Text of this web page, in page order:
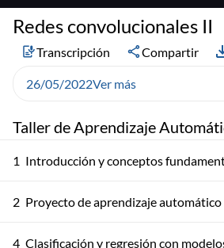
Taller de Aprendizaje
1 Introducción y conceptos
2 Proyecto de aprendizaje automático
4 Clasificación y regresión con
Redes convolucionales II
Transcripción Compartir
26/05/2022Ver más